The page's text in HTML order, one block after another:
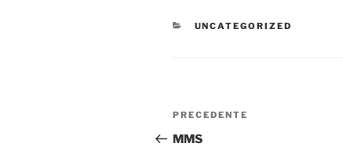
CATEGORIE
UNCATEGORIZED
Navigazione
articoli
Articolo
precedente:
PRECEDENTE
MMS